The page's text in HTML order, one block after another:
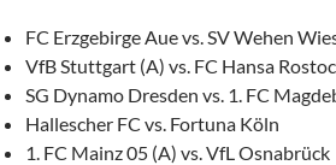
FC Erzgebirge Aue vs. SV Wehen
VfB Stuttgart (A) vs. FC Hansa
SG Dynamo Dresden vs. 1. FC
Hallescher FC vs. Fortuna Köln
1. FC Mainz 05 (A) vs. VfL Osnabrück